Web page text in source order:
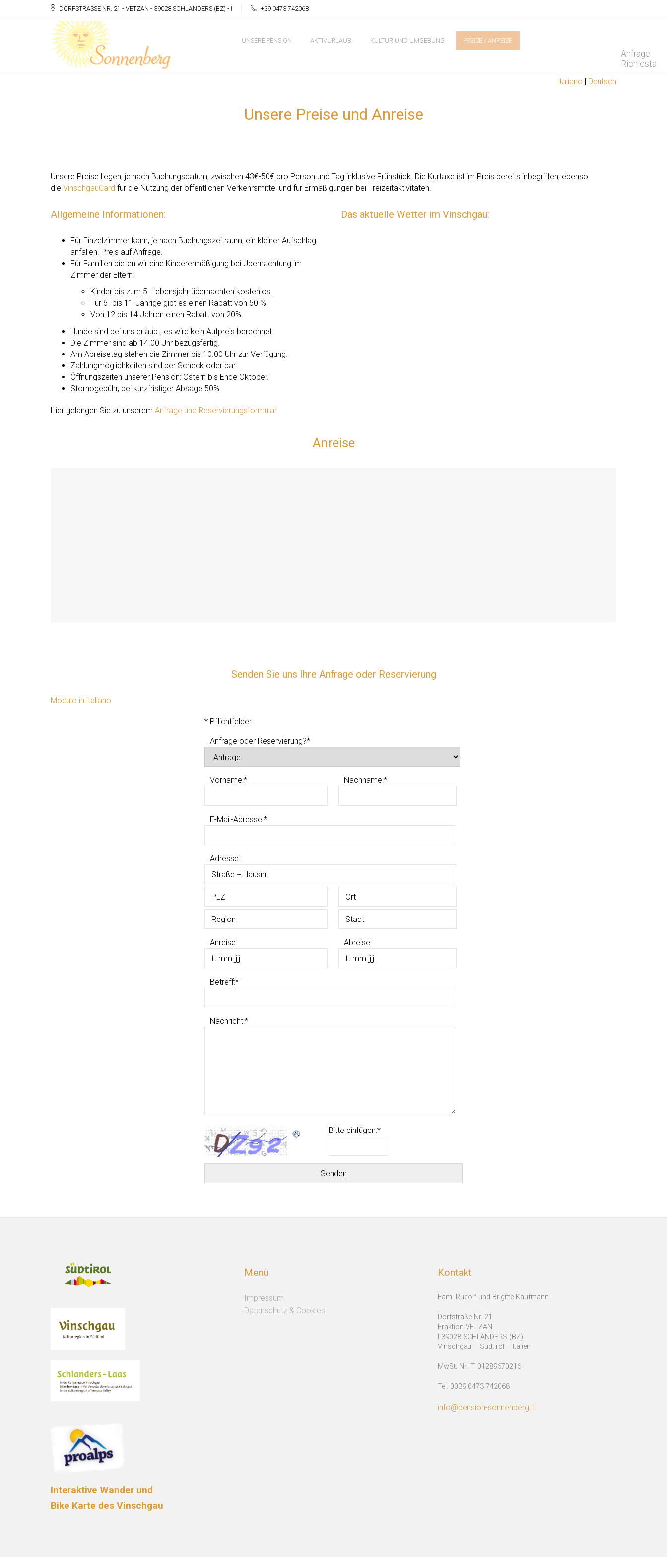
DORFSTRASSE NR. 21 - VETZAN - 39028 SCHLANDERS (BZ) - I +39 0473 742068
UNSERE PENSION AKTIVURLAUB KULTUR UND UMGEBUNG PREISE / ANREISE
Anfrage
Richiesta
Italiano | Deutsch
Unsere Preise und Anreise
Unsere Preise liegen, je nach Buchungsdatum, zwischen 43€-50€ pro Person und Tag inklusive Frühstück. Die Kurtaxe ist im Preis bereits inbegriffen, ebenso
die VinschgauCard für die Nutzung der öffentlichen Verkehrsmittel und für Ermäßigungen bei Freizeitaktivitäten.
Allgemeine Informationen:
Für Einzelzimmer kann, je nach Buchungszeitraum, ein kleiner Aufschlag
anfallen. Preis auf Anfrage.
Für Familien bieten wir eine Kinderermäßigung bei Übernachtung im
Zimmer der Eltern:
Kinder bis zum 5. Lebensjahr übernachten kostenlos.
Für 6- bis 11-Jährige gibt es einen Rabatt von 50 %.
Von 12 bis 14 Jahren einen Rabatt von 20%.
Hunde sind bei uns erlaubt, es wird kein Aufpreis berechnet.
Die Zimmer sind ab 14.00 Uhr bezugsfertig.
Am Abreisetag stehen die Zimmer bis 10.00 Uhr zur Verfügung.
Zahlungmöglichkeiten sind per Scheck oder bar.
Öffnungszeiten unserer Pension: Ostern bis Ende Oktober.
Stornogebühr, bei kurzfristiger Absage 50%
Hier gelangen Sie zu unserem Anfrage und Reservierungsformular.
Das aktuelle Wetter im Vinschgau:
Anreise
Senden Sie uns Ihre Anfrage oder Reservierung
Modulo in italiano
* Pflichtfelder
Anfrage oder Reservierung?*
Vorname:* Nachname:*
E-Mail-Adresse:*
Adresse:
Anreise: Abreise:
Betreff:*
Nachricht:*
Bitte einfügen:*
Menü
Impressum
Datenschutz & Cookies
Kontakt
Fam. Rudolf und Brigitte Kaufmann
Dorfstraße Nr. 21
Fraktion VETZAN
I-39028 SCHLANDERS (BZ)
Vinschgau – Südtirol – Italien
MwSt. Nr. IT 01289670216
Tel. 0039 0473 742068
info@pension-sonnenberg.it
Interaktive Wander und
Bike Karte des Vinschgau